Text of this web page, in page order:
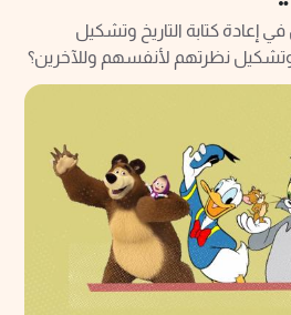
إعادة كتابة التاريخ وتشكيل
نظرتهم لأنفسهم وللآخرين؟